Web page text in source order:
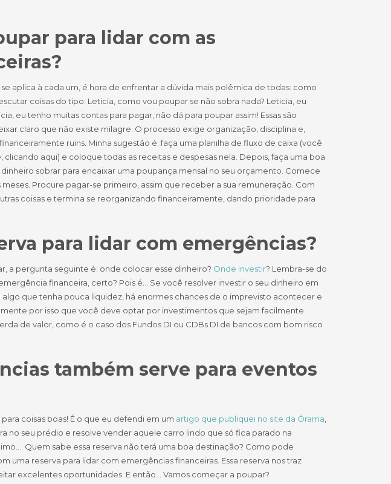
para lidar com as
aplica à cada um, é hora de enfrentar a dúvida mais polêmica de todas: como
coisas do tipo: Leticia, como vou poupar se não sobra nada? Leticia, eu
eu tenho muitas contas para pagar, não dá para poupar assim! Essas são
claro que não existe milagre. O processo exige organização, disciplina e,
ruins. Minha sugestão é: faça uma planilha de fluxo de caixa (você
aqui) e coloque todas as receitas e despesas nela. Depois, faça uma boa
sobrar para encaixar uma poupança mensal no seu orçamento. Comece
Procure pagar-se primeiro, assim que receber a sua remuneração. Com
coisas e termina se reorganizando financeiramente, dando prioridade para
para lidar com emergências?
a pergunta seguinte é: onde colocar esse dinheiro? Onde investir? Lembra-se do
financeira, certo? Pois é… Se você resolver investir o seu dinheiro em
que tenha pouca liquidez, há enormes chances de o imprevisto acontecer e
por isso que você deve optar por investimentos que sejam facilmente
de valor, como é o caso dos Fundos DI ou CDBs DI de bancos com bom risco
também serve para eventos
coisas boas! É o que eu defendi em um artigo que publiquei no site da Órama
no seu prédio e resolve vender aquele carro lindo que só fica parado na
Quem sabe essa reserva não terá uma boa destinação? Como pode
reserva para lidar com emergências financeiras. Essa reserva nos traz
excelentes oportunidades. E então… Vamos começar a poupar?